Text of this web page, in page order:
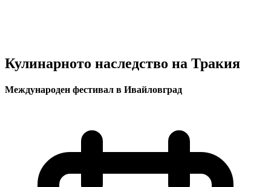
Кулинарното наследство на Тракия
Международен фестивал в Ивайловград